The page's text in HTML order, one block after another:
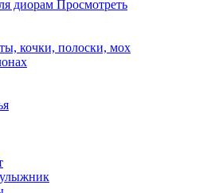
диорам Просмотреть
кочки, полоски, мох